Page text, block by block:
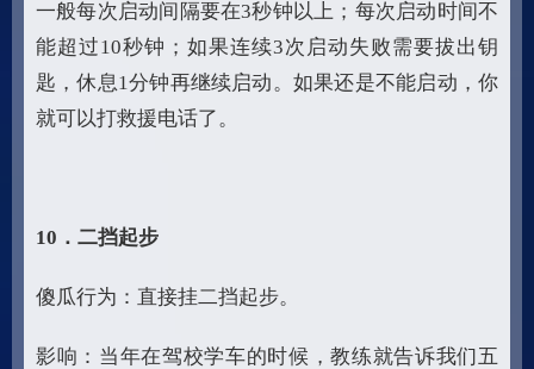
一般每次启动间隔要在3秒钟以上；每次启动时间不
能超过10秒钟；如果连续3次启动失败需要拔出钥
匙，休息1分钟再继续启动。如果还是不能启动，你
就可以打救援电话了。
10 ．二挡起步
傻瓜行为：直接挂二挡起步。
影响：当年在驾校学车的时候，教练就告诉我们五